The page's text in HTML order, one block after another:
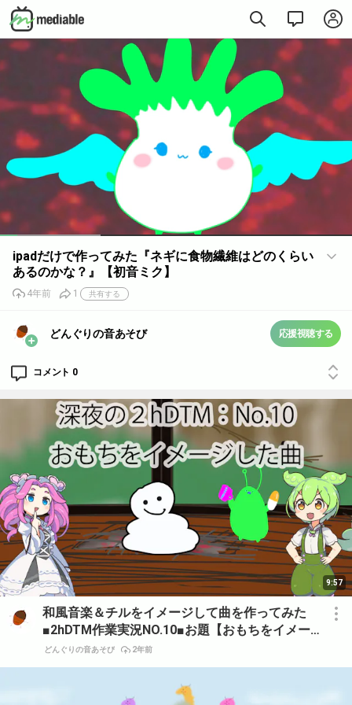
Loaded:
ipadだけで作ってみた『ネギに食物繊維はどのくらい
あるのかな？』【初音ミク】
4年前 1 共有する
どんぐりの音あそび 応援視聴する
コメント 0
9:57
和風音楽＆チルをイメージして曲を作ってみた
■2hDTM作業実況NO.10■お題【おもちをイメー
ジした曲】
どんぐりの音あそび 2年前